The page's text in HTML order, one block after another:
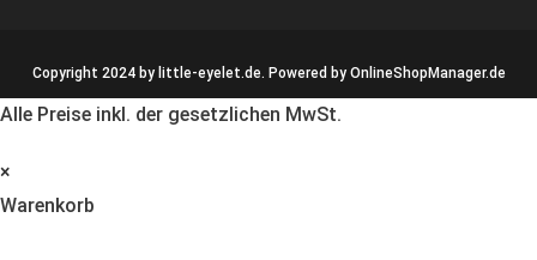
Copyright 2024 by little-eyelet.de. Powered by OnlineShopManager.de
Alle Preise inkl. der gesetzlichen MwSt.
×
Warenkorb